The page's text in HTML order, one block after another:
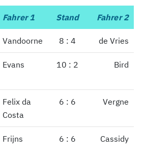
Fahrer 1 Stand Fahrer 2
Vandoorne 8 : 4 de Vries
Evans 10 : 2 Bird
Felix da
Costa
6 : 6 Vergne
Frijns 6 : 6 Cassidy